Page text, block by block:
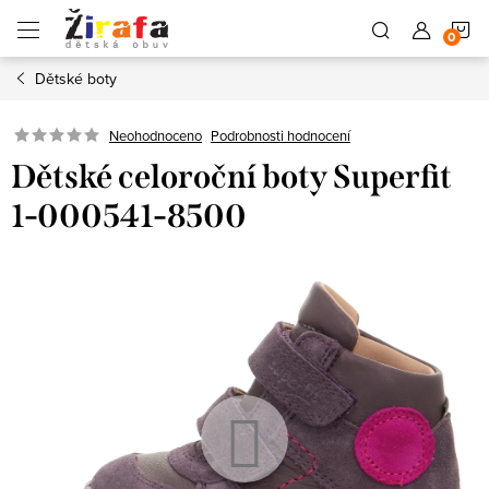
obsah
Dětské boty
Neohodnoceno Podrobnosti hodnocení
Dětské celoroční boty Superfit
1-000541-8500